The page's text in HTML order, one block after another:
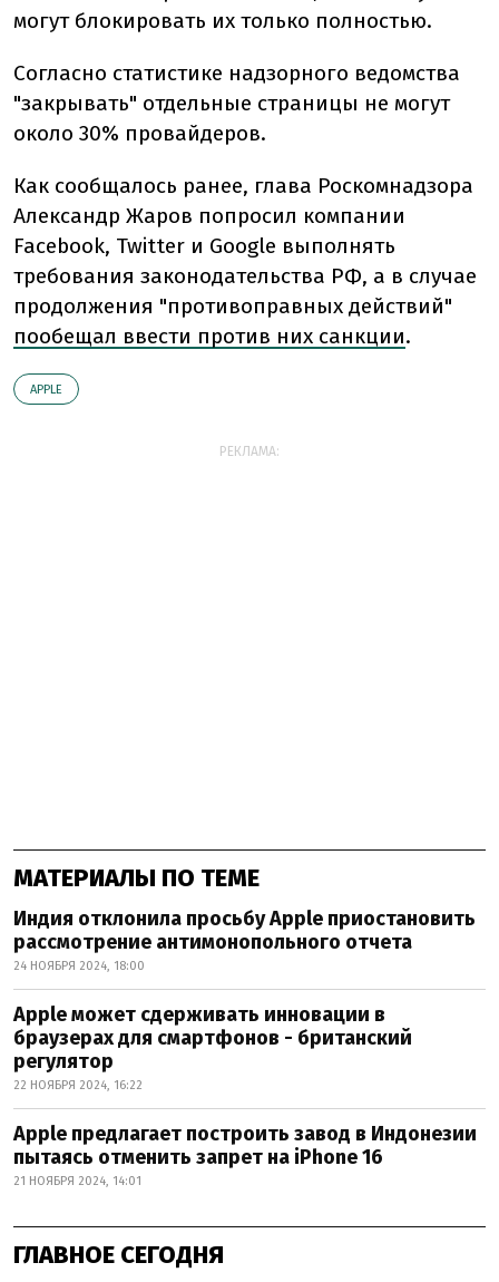
могут блокировать их только полностью.
Согласно статистике надзорного ведомства
"закрывать" отдельные страницы не могут
около 30% провайдеров.
Как сообщалось ранее, глава Роскомнадзора
Александр Жаров попросил компании
Facebook, Twitter и Google выполнять
требования законодательства РФ, а в случае
продолжения "противоправных действий"
пообещал ввести против них санкции.
АPPLE
РЕКЛАМА:
МАТЕРИАЛЫ ПО ТЕМЕ
Индия отклонила просьбу Apple приостановить
рассмотрение антимонопольного отчета
24 НОЯБРЯ 2024, 18:00
Apple может сдерживать инновации в
браузерах для смартфонов - британский
регулятор
22 НОЯБРЯ 2024, 16:22
Apple предлагает построить завод в Индонезии
пытаясь отменить запрет на iPhone 16
21 НОЯБРЯ 2024, 14:01
ГЛАВНОЕ СЕГОДНЯ